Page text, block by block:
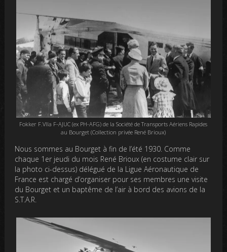
Fokker F.VIIa F-AJUC (ex PH-AFG) de la Société de Transports Aériens Rapides
au Bourget (Collection privée René Brioux)
Nous sommes au Bourget à fin de l’été 1930. Comme
chaque 1er jeudi du mois René Brioux (en costume clair sur
la photo ci-dessus) délégué de la Ligue Aéronautique de
France est chargé d’organiser pour ses membres une visite
du Bourget et un baptême de l’air à bord des avions de la
S.T.A.R.